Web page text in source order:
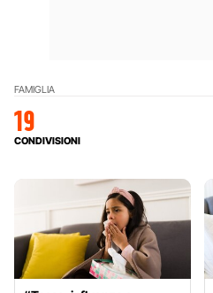
FAMIGLIA
19
CONDIVISIONI